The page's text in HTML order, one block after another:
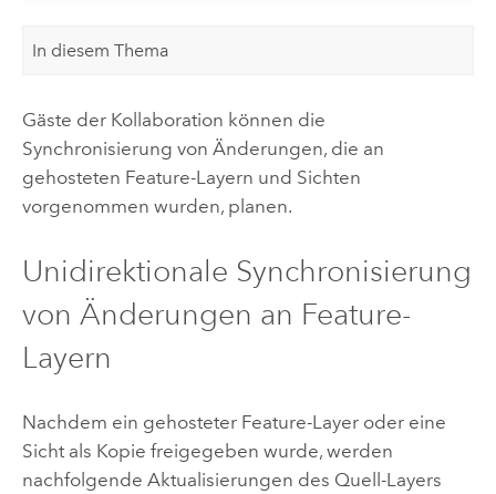
In diesem Thema
Gäste der Kollaboration können die
Synchronisierung von Änderungen, die an
gehosteten Feature-Layern und Sichten
vorgenommen wurden, planen.
Unidirektionale Synchronisierung
von Änderungen an Feature-
Layern
Nachdem ein gehosteter Feature-Layer oder eine
Sicht als Kopie freigegeben wurde, werden
nachfolgende Aktualisierungen des Quell-Layers